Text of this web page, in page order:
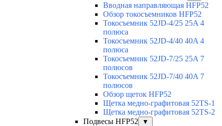
Вводная направляющая HFP52
Обзор токосъемников HFP52
Токосъемник 52JD-4/25 25A 4
полюса
Токосъемник 52JD-4/40 40A 4
полюса
Токосъемник 52JD-7/25 25A 7
полюсов
Токосъемник 52JD-7/40 40A 7
полюсов
Обзор щеток HFP52
Щетка медно-графитовая 52TS-1
Щетка медно-графитовая 52TS-2
Подвесы HFP52
▼